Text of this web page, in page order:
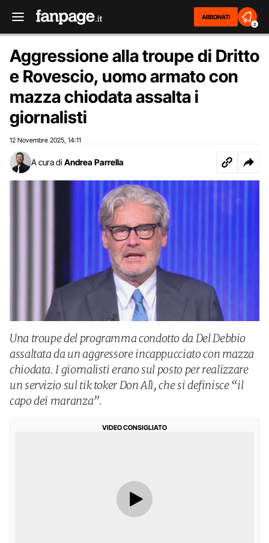
ABBONATI
2
Aggressione alla troupe di Dritto
e Rovescio, uomo armato con
mazza chiodata assalta i
giornalisti
12 Novembre 2025 14:11
A cura di Andrea Parrella
Una troupe del programma condotto da Del Debbio
assaltata da un aggressore incappucciato con mazza
chiodata. I giornalisti erano sul posto per realizzare
un servizio sul tik toker Don Alì, che si definisce “il
capo dei maranza”.
VIDEO CONSIGLIATO